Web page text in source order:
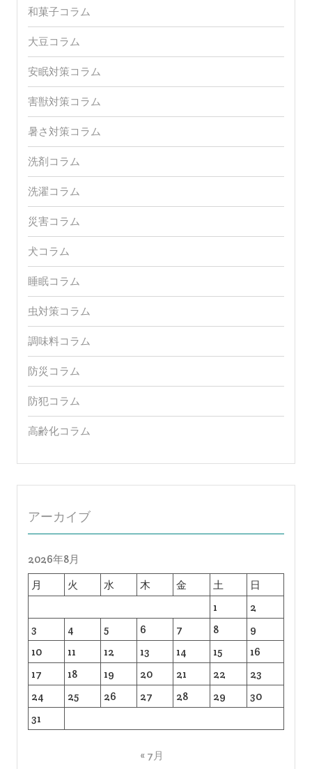
和菓子コラム
大豆コラム
安眠対策コラム
害獣対策コラム
暑さ対策コラム
洗剤コラム
洗濯コラム
災害コラム
犬コラム
睡眠コラム
虫対策コラム
調味料コラム
防災コラム
防犯コラム
高齢化コラム
アーカイブ
2026年8月
月
火 水 木 金 土
日
1
2
3
4 5 6 7 8
9
10
11 12 13 14 15
16
17
18 19 20 21 22
23
24
25 26 27 28 29
30
31
« 7月